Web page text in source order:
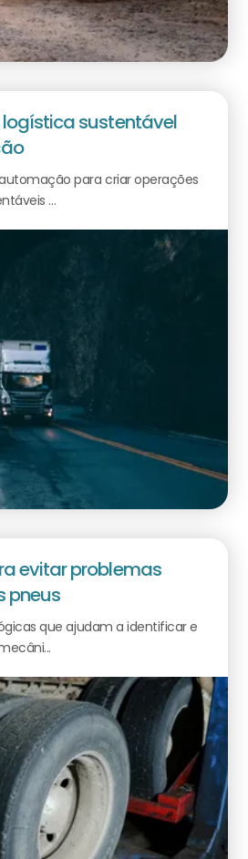
sustentável
para criar operações
...
evitar problemas
pneus
que ajudam a identificar e